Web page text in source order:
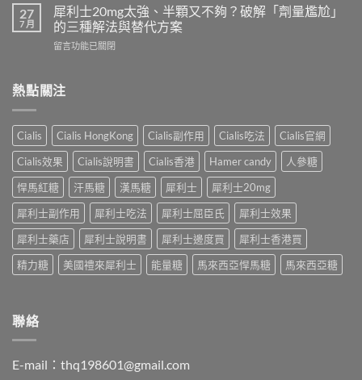
指
南：
港
必
療
程
安
排
與
療
效
評
估〉
中
犀
利
士
一
嗎？
完
整
解
析：
併
用
條
件、
風
險
度
超
級
犀
全
雙
效
合
一
如
何
同
時
解
決
早
27
7 月
犀利士20mg太強、半顆又不夠？破解「劑量尷尬」
的三種解法與替代方案
在
士
20mg
強、
半
顆
又
不
夠？
破
解
「劑
量
尬」
與
留言功能已關閉
熱點關注
Cialis Cialis HongKong Cialis副作用 Cialis吃法
Cialis官網
Cialis效果
Cialis說明書 Cialis香港 Hamer candy
人參糖
悍馬紅糖
汗馬糖 漢馬糖 犀利士
犀利士20mg
犀利士副作用
犀利士吃法 犀利士屈臣氏
犀利士效果
犀利士藥店
犀利士說明書 犀利士邊度買
犀利士香港買
精力糖
美國禮來犀利士 能量糖 馬來西亞悍馬糖 馬來西亞糖
聯絡
E-mail： thq198601@gmail.com